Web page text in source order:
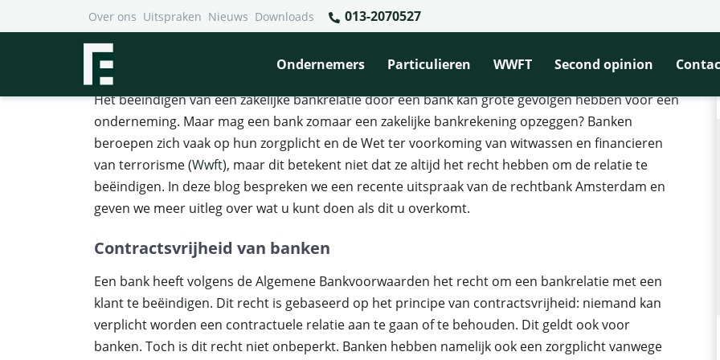
Over ons Uitspraken Nieuws Downloads 013-2070527
Ondernemers Particulieren WWFT Second opinion
Financieel Recht Advocaten>Uitspraken>Wanneer mag een bank de zakelijke relatie beëindigen?
Wanneer mag een bank de zakelijke relatie beëindigen?
Het beëindigen van een zakelijke bankrelatie door een bank kan grote gevolgen hebben voor een
onderneming. Maar mag een bank zomaar een zakelijke bankrekening opzeggen? Banken
beroepen zich vaak op hun zorgplicht en de Wet ter voorkoming van witwassen en financieren
van terrorisme (Wwft), maar dit betekent niet dat ze altijd het recht hebben om de relatie te
beëindigen. In deze blog bespreken we een recente uitspraak van de rechtbank Amsterdam en
geven we meer uitleg over wat u kunt doen als dit u overkomt.
Contractsvrijheid van banken
Een bank heeft volgens de Algemene Bankvoorwaarden het recht om een bankrelatie met een
klant te beëindigen. Dit recht is gebaseerd op het principe van contractsvrijheid: niemand kan
verplicht worden een contractuele relatie aan te gaan of te behouden. Dit geldt ook voor
banken. Toch is dit recht niet onbeperkt. Banken hebben namelijk ook een zorgplicht vanwege